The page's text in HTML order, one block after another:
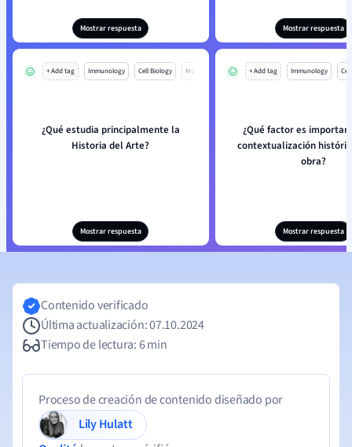
Mostrar respuesta Mostrar respuesta
+ Add tag Immunology Cell Biology Mo
¿Qué estudia principalmente la
Historia del Arte?
Mostrar respuesta
+ Add tag Immunology
¿Qué factor es
contextualización
obra?
Mostrar respuesta
Contenido verificado
Última actualización: 07.10.2024
Tiempo de lectura: 6 min
Proceso de creación de contenido diseñado por
Lily Hulatt